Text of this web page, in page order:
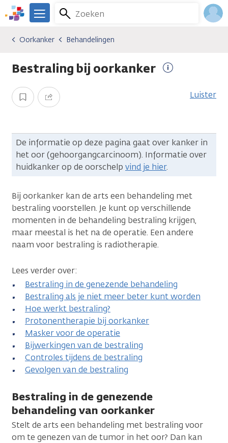
Overslaan
en
gaan
We
er
je.
Zoeken
Menu
Kankersoorten
Oorkanker
Behandelingen
Oorkanker Behandelingen
Bestraling bij oorkanker
informatie
Opslaan Delen Luister
De informatie op deze pagina gaat over kanker in
het oor (gehoorgangcarcinoom). Informatie over
huidkanker op de oorschelp vind je hier.
Bij oorkanker kan de arts een behandeling met
bestraling voorstellen. Je kunt op verschillende
momenten in de behandeling bestraling krijgen,
maar meestal is het na de operatie. Een andere
naam voor bestraling is radiotherapie.
Lees verder over:
Bestraling in de genezende behandeling
Bestraling als je niet meer beter kunt worden
Hoe werkt bestraling?
Protonentherapie bij oorkanker
Masker voor de operatie
Bijwerkingen van de bestraling
Controles tijdens de bestraling
Gevolgen van de bestraling
Bestraling in de genezende
behandeling van oorkanker
Stelt de arts een behandeling met bestraling voor
om te genezen van de tumor in het oor? Dan kan